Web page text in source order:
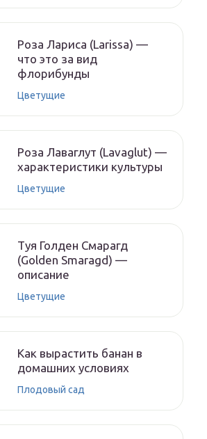
Роза Лариса (Larissa) —
что это за вид
флорибунды
Цветущие
Роза Лаваглут (Lavaglut) —
характеристики культуры
Цветущие
Туя Голден Смарагд
(Golden Smaragd) —
описание
Цветущие
Как вырастить банан в
домашних условиях
Плодовый сад